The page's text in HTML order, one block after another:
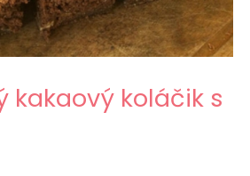
kakaový koláčik s